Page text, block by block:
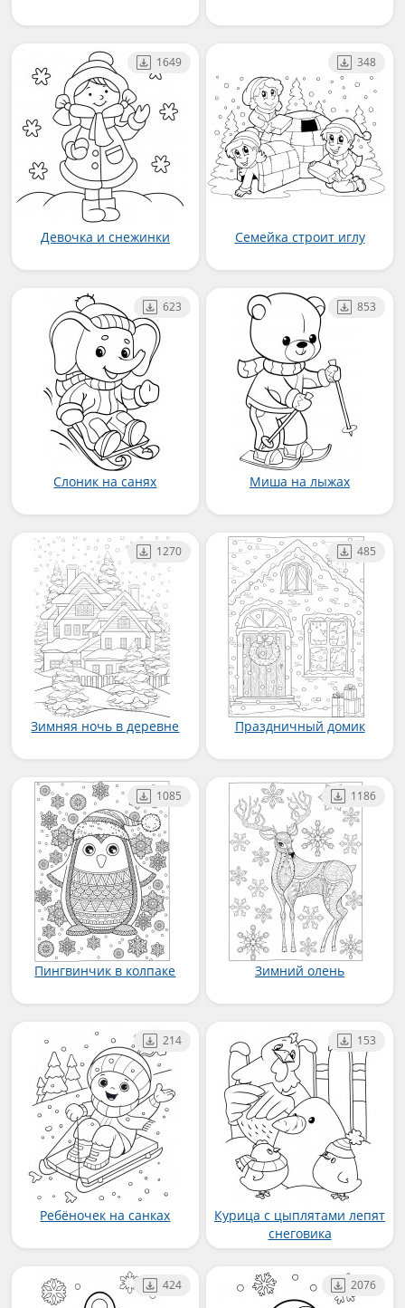
Девочка и снежинки
1649
Семейка строит иглу
348
Слоник на санях
623
Миша на лыжах
853
Зимняя ночь в деревне
1270
Праздничный домик
485
Пингвинчик в колпаке
1085
Зимний олень
1186
Ребёночек на санках
214
Курица с цыплятами лепят
снеговика
153
424 2076